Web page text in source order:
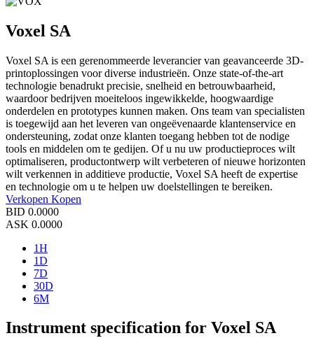
Voxel SA
Voxel SA is een gerenommeerde leverancier van geavanceerde 3D-
printoplossingen voor diverse industrieën. Onze state-of-the-art
technologie benadrukt precisie, snelheid en betrouwbaarheid,
waardoor bedrijven moeiteloos ingewikkelde, hoogwaardige
onderdelen en prototypes kunnen maken. Ons team van specialisten
is toegewijd aan het leveren van ongeëvenaarde klantenservice en
ondersteuning, zodat onze klanten toegang hebben tot de nodige
tools en middelen om te gedijen. Of u nu uw productieproces wilt
optimaliseren, productontwerp wilt verbeteren of nieuwe horizonten
wilt verkennen in additieve productie, Voxel SA heeft de expertise
en technologie om u te helpen uw doelstellingen te bereiken.
Verkopen Kopen
BID 0.0000
ASK 0.0000
1H
1D
7D
30D
6M
Instrument specification for Voxel SA